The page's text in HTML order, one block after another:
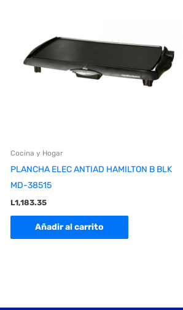
Cocina y Hogar
PLANCHA ELEC ANTIAD HAMILTON B BLK
MD-38515
L1,183.35
Añadir al carrito